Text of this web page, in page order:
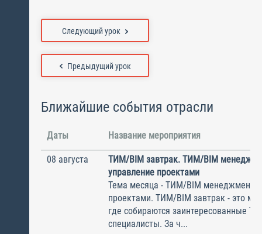
Предыдущий урок
Следующий урок
Ближайшие события отрасли
Даты Название мероприятия
08 августа
ТИМ/BIM завтрак. ТИМ/BIM
управление проектами
Тема месяца - ТИМ/BIM менеджмент и
проектами. ТИМ/BIM завтрак - это
где собираются заинтересованные
специалисты. За ч...